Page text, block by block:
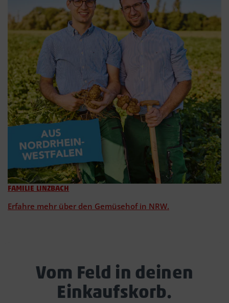
FAMILIE LINZBACH
Erfahre mehr über den Gemüsehof in NRW.
Vom Feld in deinen
Einkaufskorb.